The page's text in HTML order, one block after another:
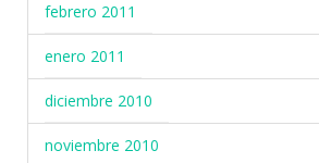
febrero 2011
enero 2011
diciembre 2010
noviembre 2010